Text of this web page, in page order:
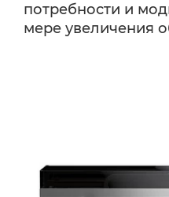
потребности и
мере увеличения